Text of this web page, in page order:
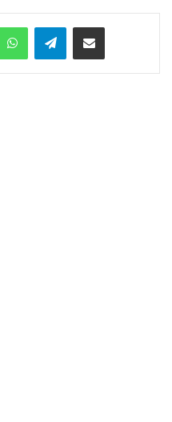
WhatsAppTelegramCondividi via Email